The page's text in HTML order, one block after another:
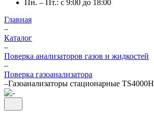
Пн. – Пт.: с 9:00 до 18:00
Главная
–
Каталог
–
Поверка анализаторов газов и жидкостей
–
Поверка газоанализатора
–Газоанализаторы стационарные ТS4000Н